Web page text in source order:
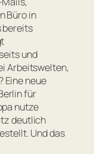
Büro in
bereits
und
Arbeitswelten,
Eine neue
für
nutze
deutlich
Und das